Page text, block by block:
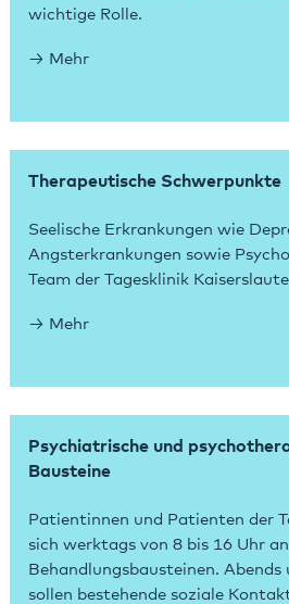
wichtige Rolle.
Mehr
Therapeutische Schwerpunkte
Seelische Erkrankungen wie
Angsterkrankungen sowie
Team der Tagesklinik
Mehr
Psychiatrische und
Bausteine
Patientinnen und Patienten der
sich werktags von 8 bis 16 Uhr
Behandlungsbausteinen. Abends
sollen bestehende soziale